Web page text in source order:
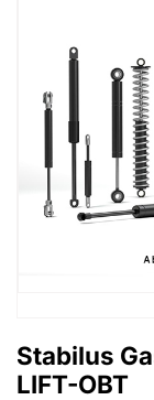
Stabilus
LIFT-OBT